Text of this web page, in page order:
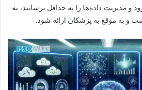
و مدیریت داده‌ها را به حداقل برسانند، به
و به موقع به پزشکان ارائه شود.